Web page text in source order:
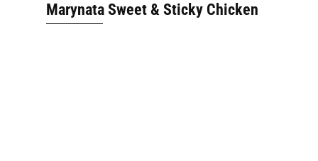
Marynata Sweet & Sticky Chicken